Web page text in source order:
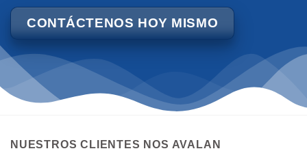
CONTÁCTENOS HOY MISMO
NUESTROS CLIENTES NOS AVALAN